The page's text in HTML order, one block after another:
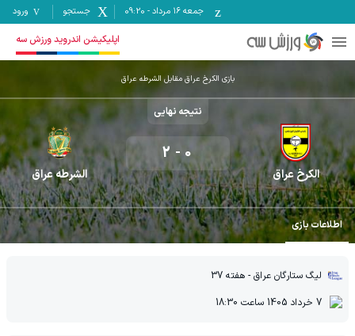
جمعه ۱۶ مرداد -
09:20 جستجو ورود
اپلیکیشن اندروید ورزش سه
بازی الکرخ عراق مقابل الشرطه عراق
نتیجه نهایی
الکرخ عراق
0
-
2
الشرطه عراق
اطلاعات بازی
لیگ ستارگان عراق - هفته 37
7 خرداد 1405
ساعت 18:30